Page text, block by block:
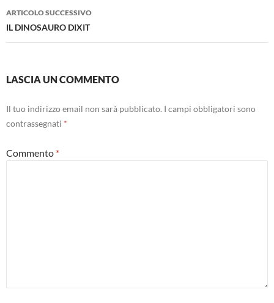
ARTICOLO SUCCESSIVO
IL DINOSAURO DIXIT
LASCIA UN COMMENTO
Il tuo indirizzo email non sarà pubblicato. I campi obbligatori sono
contrassegnati *
Commento *